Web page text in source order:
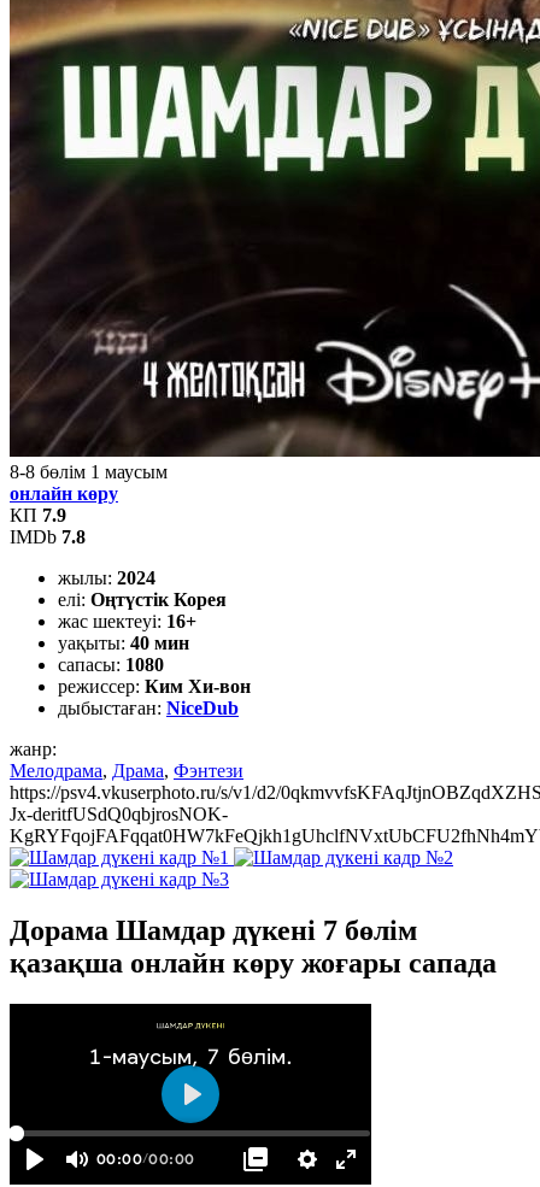
8-8 бөлім 1 маусым
онлайн көру
КП 7.9
IMDb 7.8
жылы: 2024
елі: Оңтүстік Корея
жас шектеуі: 16+
уақыты: 40 мин
сапасы: 1080
режиссер: Ким Хи-вон
дыбыстаған: NiceDub
жанр:
Мелодрама, Драма, Фэнтези
https://psv4.vkuserphoto.ru/s/v1/d2/
Jx-deritfUSdQ0qbjrosNOK-
Дорама Шамдар дүкені 7 бөлім
қазақша онлайн көру жоғары сапада